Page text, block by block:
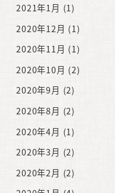
2021年1月 (1)
2020年12月 (1)
2020年11月 (1)
2020年10月 (2)
2020年9月 (2)
2020年8月 (2)
2020年4月 (1)
2020年3月 (2)
2020年2月 (2)